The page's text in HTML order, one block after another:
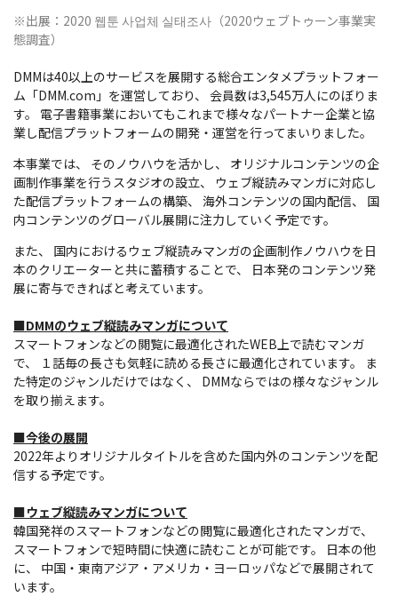
※出展：2020 웹툰 사업체 실태조사（2020ウェブトゥーン事業実
態調査）
DMMは40以上のサービスを展開する総合エンタメプラットフォー
ム「DMM.com」を運営しており、 会員数は3,545万人にのぼりま
す。 電子書籍事業においてもこれまで様々なパートナー企業と協
業し配信プラットフォームの開発・運営を行ってまいりました。
本事業では、 そのノウハウを活かし、 オリジナルコンテンツの企
画制作事業を行うスタジオの設立、 ウェブ縦読みマンガに対応し
た配信プラットフォームの構築、 海外コンテンツの国内配信、 国
内コンテンツのグローバル展開に注力していく予定です。
また、 国内におけるウェブ縦読みマンガの企画制作ノウハウを日
本のクリエーターと共に蓄積することで、 日本発のコンテンツ発
展に寄与できればと考えています。
■DMMのウェブ縦読みマンガについて
スマートフォンなどの閲覧に最適化されたWEB上で読むマンガ
で、 １話毎の長さも気軽に読める長さに最適化されています。 ま
た特定のジャンルだけではなく、 DMMならではの様々なジャンル
を取り揃えます。
■今後の展開
2022年よりオリジナルタイトルを含めた国内外のコンテンツを配
信する予定です。
■ウェブ縦読みマンガについて
韓国発祥のスマートフォンなどの閲覧に最適化されたマンガで、
スマートフォンで短時間に快適に読むことが可能です。 日本の他
に、 中国・東南アジア・アメリカ・ヨーロッパなどで展開されて
います。